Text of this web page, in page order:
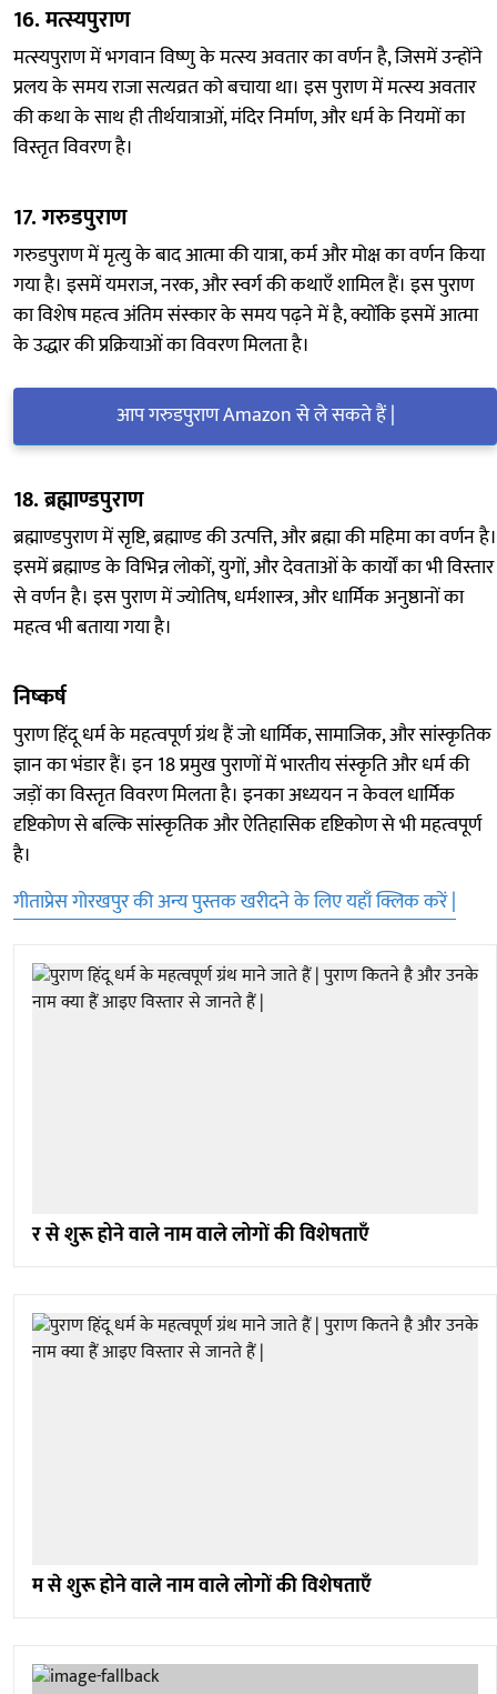
16.मत्स्यपुराण
मत्स्यपुराण में भगवान विष्णु के मत्स्य अवतार का वर्णन है, जिसमें उन्होंने
प्रलय के समय राजा सत्यव्रत को बचाया था। इस पुराण में मत्स्य अवतार
की कथा के साथ ही तीर्थयात्राओं, मंदिर निर्माण, और धर्म के नियमों का
विस्तृत विवरण है।
17.गरुडपुराण
गरुडपुराण में मृत्यु के बाद आत्मा की यात्रा, कर्म और मोक्ष का वर्णन किया
गया है। इसमें यमराज, नरक, और स्वर्ग की कथाएँ शामिल हैं। इस पुराण
का विशेष महत्व अंतिम संस्कार के समय पढ़ने में है, क्योंकि इसमें आत्मा
के उद्धार की प्रक्रियाओं का विवरण मिलता है।
आप गरुडपुराण Amazon से ले सकते हैं |
18.ब्रह्माण्डपुराण
ब्रह्माण्डपुराण में सृष्टि, ब्रह्माण्ड की उत्पत्ति, और ब्रह्मा की महिमा का वर्णन है।
इसमें ब्रह्माण्ड के विभिन्न लोकों, युगों, और देवताओं के कार्यों का भी विस्तार
से वर्णन है। इस पुराण में ज्योतिष, धर्मशास्त्र, और धार्मिक अनुष्ठानों का
महत्व भी बताया गया है।
निष्कर्ष
पुराण हिंदू धर्म के महत्वपूर्ण ग्रंथ हैं जो धार्मिक, सामाजिक, और सांस्कृतिक
ज्ञान का भंडार हैं। इन 18 प्रमुख पुराणों में भारतीय संस्कृति और धर्म की
जड़ों का विस्तृत विवरण मिलता है। इनका अध्ययन न केवल धार्मिक
दृष्टिकोण से बल्कि सांस्कृतिक और ऐतिहासिक दृष्टिकोण से भी महत्वपूर्ण
है।
गीताप्रेस गोरखपुर की अन्य पुस्तक खरीदने के लिए यहाँ क्लिक करें |
र से शुरू होने वाले नाम वाले लोगों की विशेषताएँ
म से शुरू होने वाले नाम वाले लोगों की विशेषताएँ